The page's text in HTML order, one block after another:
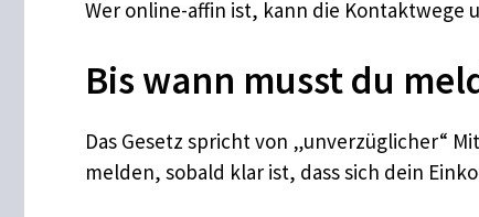
Wer online-affin ist, kann die Kontaktwege
Bis wann musst du
Das Gesetz spricht von „unverzüglicher“
melden, sobald klar ist, dass sich dein